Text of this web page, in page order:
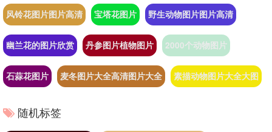
风铃花图片图片高清 宝塔花图片 野生动物图片图片高清
幽兰花的图片欣赏 丹参图片植物图片 2000个动物图片
石蒜花图片 麦冬图片大全高清图片大全 素描动物图片大全大图
随机标签